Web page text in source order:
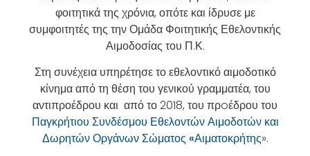
φοιτητικά της χρόνια, οπότε και ίδρυσε με
συμφοιτητές της την Ομάδα Φοιτητικής Εθελοντικής
Αιμοδοσίας του Π.Κ.
Στη συνέχεια υπηρέτησε το εθελοντικό αιμοδοτικό
κίνημα από τη θέση του γενικού γραμματέα, του
αντιπροέδρου και από το 2018, του πρoέδρου του
Παγκρήτιου Συνδέσμου Εθελοντών Αιμοδοτών και
Δωρητών Οργάνων Σώματος «Αιματοκρήτης».